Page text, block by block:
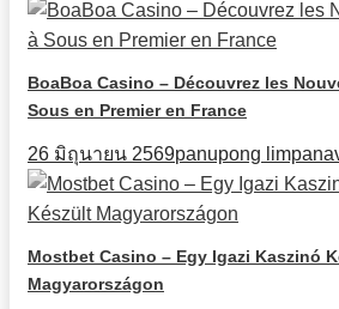
BoaBoa Casino – Découvrez les
Sous en Premier en France
26 มิถุนายน 2569panupong
Mostbet Casino – Egy Igazi Kaszinó
Magyarországon